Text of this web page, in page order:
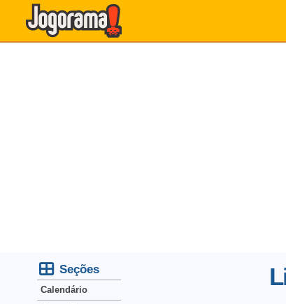
Seções
Calendário